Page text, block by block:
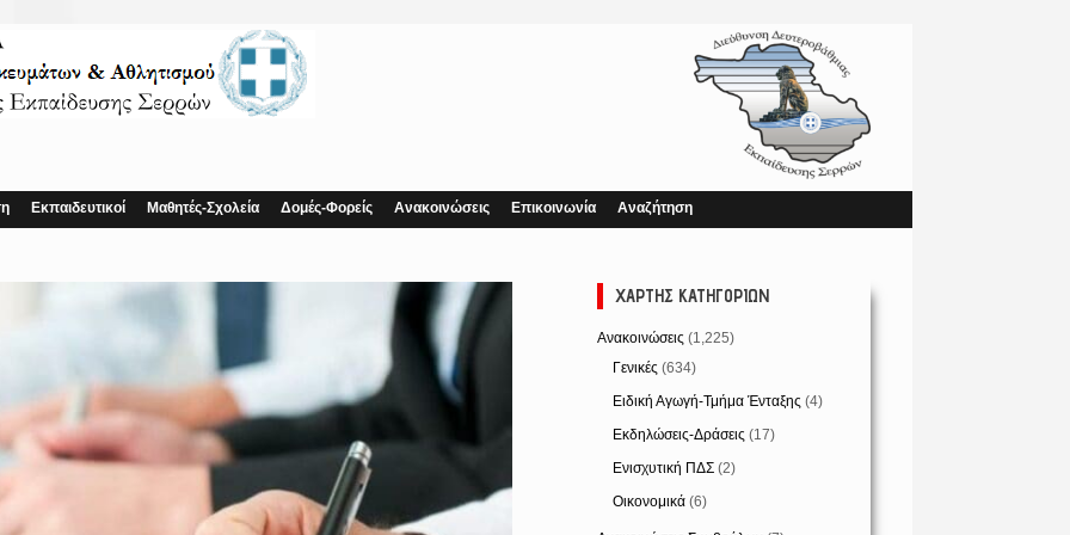
Εκπαιδευτικοί Μαθητές-Σχολεία Δομές-Φορείς Ανακοινώσεις Επικοινωνία Αναζήτηση
ΧΆΡΤΗΣ ΚΑΤΗΓΟΡΙΏΝ
Ανακοινώσεις (1,225)
Γενικές (634)
Ειδική Αγωγή-Τμήμα Ένταξης (4)
Εκδηλώσεις-Δράσεις (17)
Ενισχυτική ΠΔΣ (2)
Οικονομικά (6)